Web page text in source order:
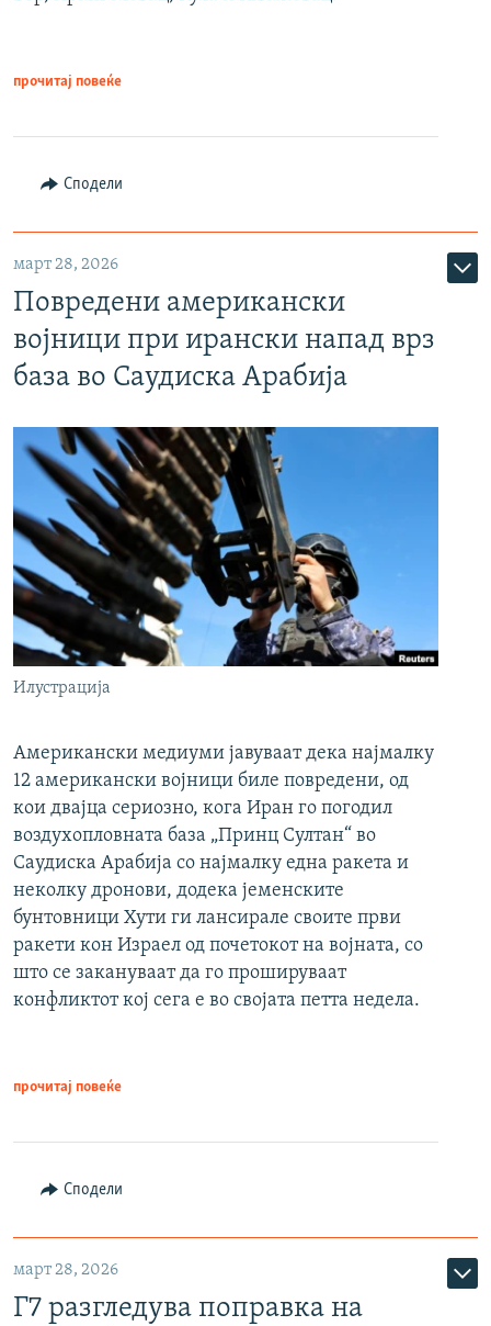
прочитај повеќе
Сподели
март 28, 2026
Повредени американски
војници при ирански напад врз
база во Саудиска Арабија
Илустрација
Американски медиуми јавуваат дека најмалку
12 американски војници биле повредени, од
кои двајца сериозно, кога Иран го погодил
воздухопловната база „Принц Султан“ во
Саудиска Арабија со најмалку една ракета и
неколку дронови, додека јеменските
бунтовници Хути ги лансирале своите први
ракети кон Израел од почетокот на војната, со
што се закануваат да го прошируваат
конфликтот кој сега е во својата петта недела.
прочитај повеќе
Сподели
март 28, 2026
Г7 разгледува поправка на